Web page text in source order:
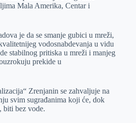
Mala Amerika, Centar i
je da se smanje gubici u mreži,
vodosnabdevanja u vidu
stabilnog pritiska u mreži i manjeg
prekide u
Zrenjanin se zahvaljuje na
svim sugrađanima koji će, dok
biti bez vode.